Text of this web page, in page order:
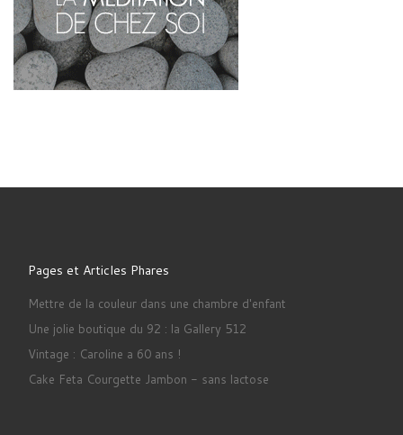
Pages et Articles Phares
Mettre de la couleur dans une chambre d'enfant
Une jolie boutique du 92 : la Gallery 512
Vintage : Caroline a 60 ans !
Cake Feta Courgette Jambon - sans lactose